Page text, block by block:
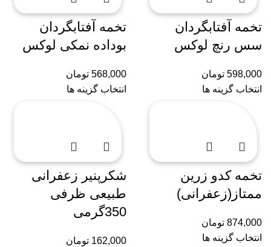
تخمه آفتابگردان
سس رنچ لوکس
598,000 تومان
انتخاب گزینه ها
تخمه آفتابگردان
بوداده نمکی لوکس
568,000 تومان
انتخاب گزینه ها
تخمه کدو زرین
ممتاز(زعفرانی)
874,000 تومان
انتخاب گزینه ها
شکرپنیر زعفرانی
طبیعی ظرفی
350گرمی
162,000 تومان